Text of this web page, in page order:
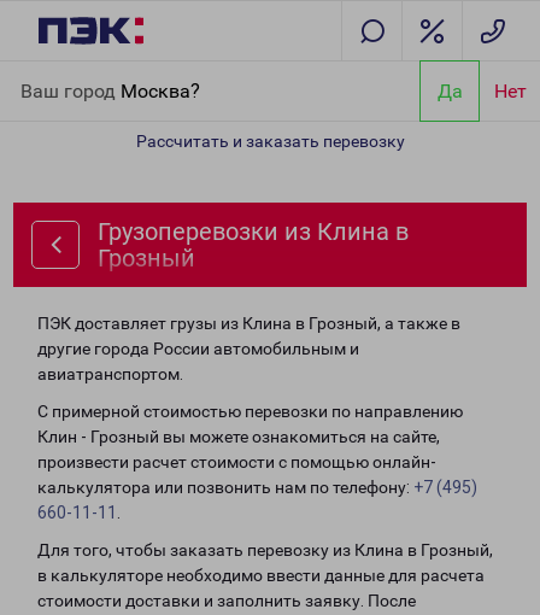
Ваш город Москва? Да Нет
Рассчитать и заказать перевозку
Грузоперевозки из Клина в
Грозный
ПЭК доставляет грузы из Клина в Грозный, а также в
другие города России автомобильным и
авиатранспортом.
С примерной стоимостью перевозки по направлению
Клин - Грозный вы можете ознакомиться на сайте,
произвести расчет стоимости с помощью онлайн-
калькулятора или позвонить нам по телефону: +7 (495)
660-11-11
Для того, чтобы заказать перевозку из Клина в Грозный,
в калькуляторе необходимо ввести данные для расчета
стоимости доставки и заполнить заявку. После